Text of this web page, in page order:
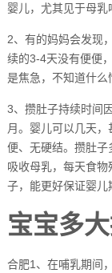
婴儿，尤其见于母乳
2、有的妈妈会发现
续的3-4天没有便便
是焦急，不知道什么
3、攒肚子持续时间
月。婴儿可以几天
便、无硬结。攒肚子
吸收母乳，每天食物
子，能更好保证婴儿
宝宝多
合肥1、在哺乳期间